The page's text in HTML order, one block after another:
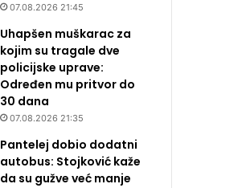
07.08.2026 21:45
Uhapšen muškarac za
kojim su tragale dve
policijske uprave:
Određen mu pritvor do
30 dana
07.08.2026 21:35
Pantelej dobio dodatni
autobus: Stojković kaže
da su gužve već manje